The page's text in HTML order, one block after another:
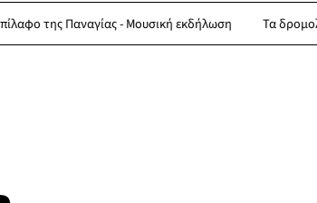
- Μουσική εκδήλωση Τα δρομολόγια πλοίων